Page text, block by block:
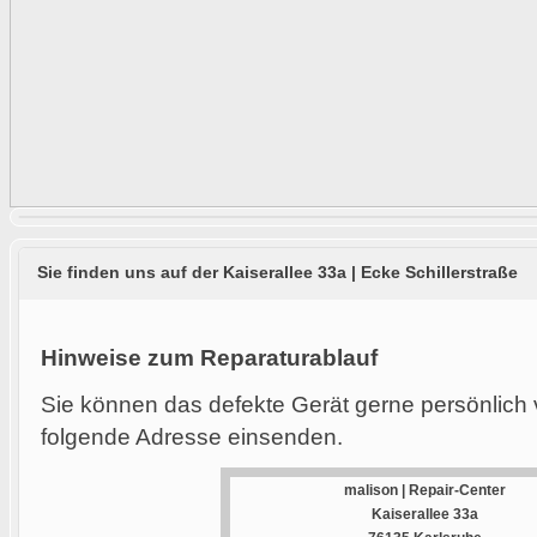
Sie finden uns auf der Kaiserallee 33a | Ecke Schillerstraße
Hinweise zum Reparaturablauf
Sie können das defekte Gerät gerne
folgende Adresse einsenden.
malison | Repair-Center
Kaiserallee 33a